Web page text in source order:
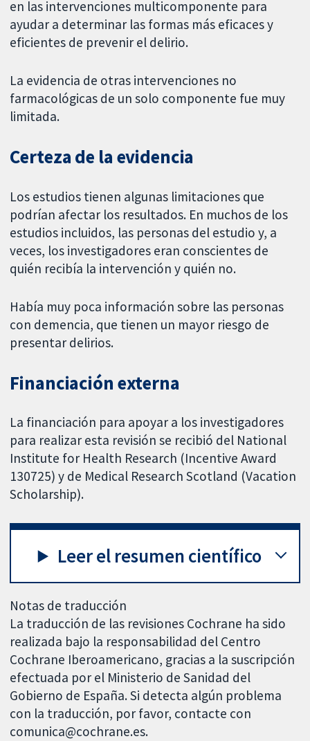
en las intervenciones multicomponente para
ayudar a determinar las formas más eficaces y
eficientes de prevenir el delirio.
La evidencia de otras intervenciones no
farmacológicas de un solo componente fue muy
limitada.
Certeza de la evidencia
Los estudios tienen algunas limitaciones que
podrían afectar los resultados. En muchos de los
estudios incluidos, las personas del estudio y, a
veces, los investigadores eran conscientes de
quién recibía la intervención y quién no.
Había muy poca información sobre las personas
con demencia, que tienen un mayor riesgo de
presentar delirios.
Financiación externa
La financiación para apoyar a los investigadores
para realizar esta revisión se recibió del National
Institute for Health Research (Incentive Award
130725) y de Medical Research Scotland (Vacation
Scholarship).
Leer el resumen científico
Notas de traducción
La traducción de las revisiones Cochrane ha sido
realizada bajo la responsabilidad del Centro
Cochrane Iberoamericano, gracias a la suscripción
efectuada por el Ministerio de Sanidad del
Gobierno de España. Si detecta algún problema
con la traducción, por favor, contacte con
comunica@cochrane.es.